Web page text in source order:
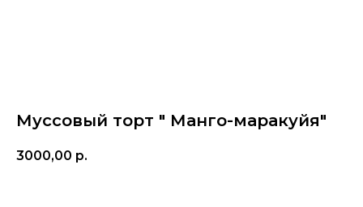
Муссовый торт " Манго-маракуйя"
3000,00 р.